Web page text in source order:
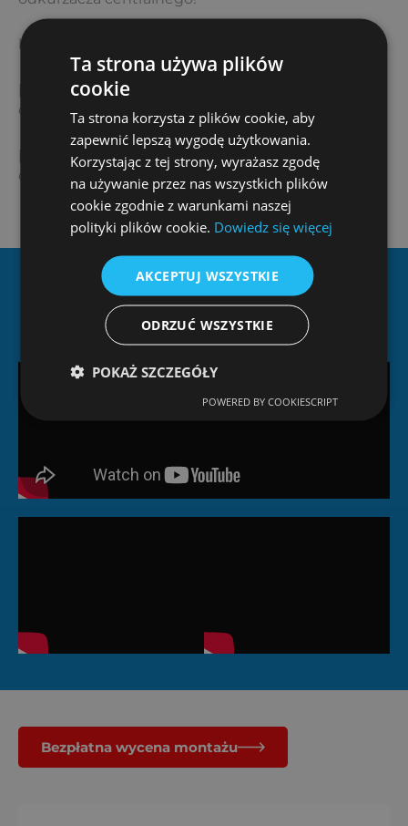
biuro@ziterm.pl
[page-generator-pro-related-links limit=”3″
orderby=”rand” order=”asc” group_id=”1550″]
[page-generator-pro-related-links limit=”3″
orderby=”rand” order=”desc” group_id=”1550″]
Dlaczego Ziterm?
Bezpłatna wycena montażu
Ta strona używa plików
cookie
Ta strona korzysta z plików cookie, aby
zapewnić lepszą wygodę użytkowania.
Korzystając z tej strony, wyrażasz zgodę
na używanie przez nas wszystkich plików
cookie zgodnie z warunkami naszej
polityki plików cookie. Dowiedz się więcej
AKCEPTUJ WSZYSTKIE
ODRZUĆ WSZYSTKIE
POKAŻ SZCZEGÓŁY
POWERED BY COOKIESCRIPT